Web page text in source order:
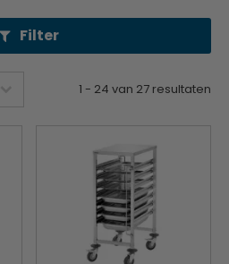
Filter
1 - 24 van 27 resultaten